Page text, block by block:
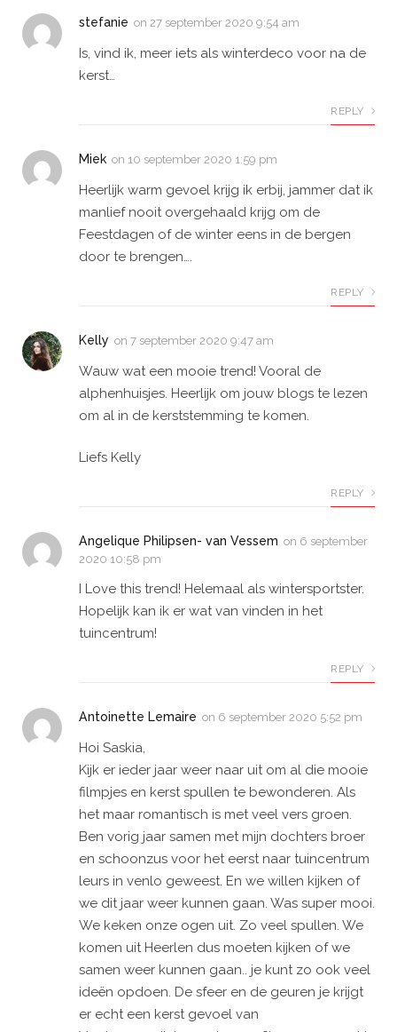
stefanie on 27 september 2020 9:54 am
Is, vind ik, meer iets als winterdeco voor na de
kerst…
REPLY
Miek on 10 september 2020 1:59 pm
Heerlijk warm gevoel krijg ik erbij, jammer dat ik
manlief nooit overgehaald krijg om de
Feestdagen of de winter eens in de bergen
door te brengen….
REPLY
Kelly on 7 september 2020 9:47 am
Wauw wat een mooie trend! Vooral de
alphenhuisjes. Heerlijk om jouw blogs te lezen
om al in de kerststemming te komen.
Liefs Kelly
REPLY
Angelique Philipsen- van Vessem on 6 september
2020 10:58 pm
I Love this trend! Helemaal als wintersportster.
Hopelijk kan ik er wat van vinden in het
tuincentrum!
REPLY
Antoinette Lemaire on 6 september 2020 5:52 pm
Hoi Saskia,
Kijk er ieder jaar weer naar uit om al die mooie
filmpjes en kerst spullen te bewonderen. Als
het maar romantisch is met veel vers groen.
Ben vorig jaar samen met mijn dochters broer
en schoonzus voor het eerst naar tuincentrum
leurs in venlo geweest. En we willen kijken of
we dit jaar weer kunnen gaan. Was super mooi.
We keken onze ogen uit. Zo veel spullen. We
komen uit Heerlen dus moeten kijken of we
samen weer kunnen gaan.. je kunt zo ook veel
ideën opdoen. De sfeer en de geuren je krijgt
er echt een kerst gevoel van